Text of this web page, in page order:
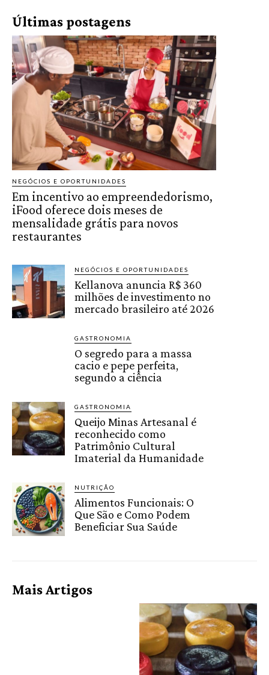
Últimas postagens
NEGÓCIOS E OPORTUNIDADES
Em incentivo ao empreendedorismo,
iFood oferece dois meses de
mensalidade grátis para novos
restaurantes
NEGÓCIOS E OPORTUNIDADES
Kellanova anuncia R$ 360
milhões de investimento no
mercado brasileiro até 2026
GASTRONOMIA
O segredo para a massa
cacio e pepe perfeita,
segundo a ciência
GASTRONOMIA
Queijo Minas Artesanal é
reconhecido como
Patrimônio Cultural
Imaterial da Humanidade
NUTRIÇÃO
Alimentos Funcionais: O
Que São e Como Podem
Beneficiar Sua Saúde
Mais Artigos